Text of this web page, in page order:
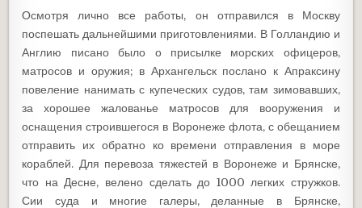
Осмотря лично все работы, он отправился в Москву
поспешать дальнейшими приготовлениями. В Голландию и
Англию писано было о присылке морских офицеров,
матросов и оружия; в Архангельск послано к Апраксину
повеление нанимать с купеческих судов, там зимовавших,
за хорошее жалованье матросов для вооружения и
оснащения строившегося в Воронеже флота, с обещанием
отправить их обратно ко времени отправления в море
кораблей. Для перевоза тяжестей в Воронеже и Брянске,
что на Десне, велено сделать до 1000 легких стружков.
Сии суда и многие галеры, деланные в Брянске,